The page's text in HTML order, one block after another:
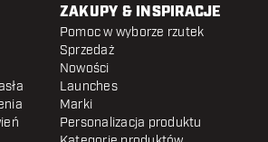
ZAKUPY & INSPIRACJE
Pomoc w wyborze rzutek
Sprzedaż
Nowości
Launches
Marki
Personalizacja produktu